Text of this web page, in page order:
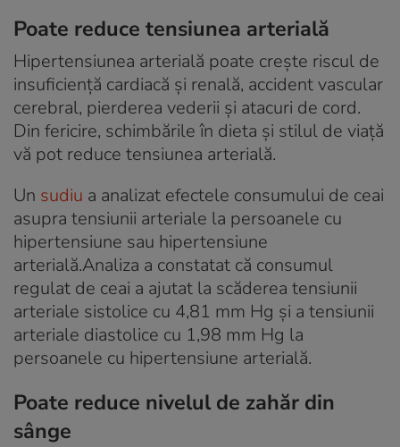
Poate reduce tensiunea arterială
Hipertensiunea arterială poate crește riscul de
insuficiență cardiacă și renală, accident vascular
cerebral, pierderea vederii și atacuri de cord.
Din fericire, schimbările în dieta și stilul de viață
vă pot reduce tensiunea arterială.
Un sudiu a analizat efectele consumului de ceai
asupra tensiunii arteriale la persoanele cu
hipertensiune sau hipertensiune
arterială.Analiza a constatat că consumul
regulat de ceai a ajutat la scăderea tensiunii
arteriale sistolice cu 4,81 mm Hg și a tensiunii
arteriale diastolice cu 1,98 mm Hg la
persoanele cu hipertensiune arterială.
Poate reduce nivelul de zahăr din
sânge